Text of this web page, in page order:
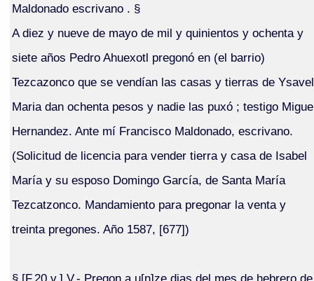
Maldonado escrivano . §
A diez y nueve de mayo de mil y quinientos y ochenta y
siete años Pedro Ahuexotl pregonó en (el barrio)
Tezcazonco que se vendían las casas y tierras de Ysavel
Maria dan ochenta pesos y nadie las puxó ; testigo
Hernandez. Ante mí Francisco Maldonado, escrivano.
(Solicitud de licencia para vender tierra y casa de Isabel
María y su esposo Domingo García, de Santa María
Tezcatzonco. Mandamiento para pregonar la venta y
treinta pregones. Año 1587, [677])
§ [F.20.v.] V.- Pregon a u[n]ze dias del mes de hebrero de